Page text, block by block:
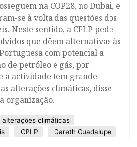
na COP28, no Dubai, e
se à volta das questões dos
Neste sentido, a CPLP pede
que dêem alternativas às
com potencial a
de petróleo e gás, por
a actividade tem grande
alterações climáticas, disse
organização.
alterações climáticas
CPLP Gareth Guadalupe